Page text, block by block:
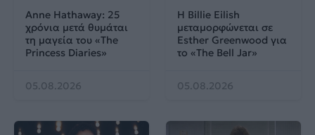
Anne Hathaway: 25
χρόνια μετά θυμάται
τη μαγεία του «The
Princess Diaries»
05.08.2026
Η Billie Eilish
μεταμορφώνεται σε
Esther Greenwood για
το «The Bell Jar»
05.08.2026